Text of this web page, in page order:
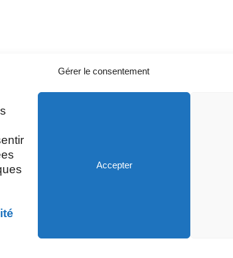
Gérer le consentement
Accepter
Jeudi et Vendredi : 8h/12h et
13h30/17h15
et Samedi : 8h- 12h